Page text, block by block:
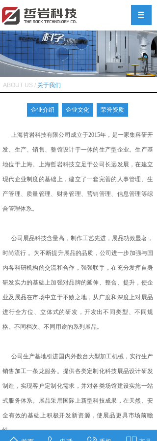
ABOUT US / 关于我们
企业介绍 企业文化 荣誉资质
上海哲岩科技有限公司成立于2015年，是一家集科研开
发、生产、销售、整馆设计于一体的生产型企业。生产基
地位于上海。上海哲岩科技立足于公司长远发展，在建立
现代企业制度的基础上，建立了一套完善的人事管理、生
产管理、质量管理、财务管理、营销管理、信息管理等综
合管理体系。
公司展品科技含量高，制作工艺先进，展品功效显著，
时尚流行 。为不断提升展品的品质，公司进一步加强与国
内各科研机构的交流和合作，强强联手，在充分发挥自身
研发实力的基础上加强对品牌的延伸、整合、提升，使企
业及展品在市场中立于不败之地，从广度和深度上对展品
进行全方位、立体式的研发，开发出不同类型、不同规
格、不同档次、不同用途的系列展品。
公司生产基地引进国内外数台大型加工机械，实行生产
销售加工一条龙服务。提供各类定制化科技展品设计研发
制造，实现客户定制化需求，并对各类场馆建设实施一站
式服务体系。展品采用国际上新型科技成果，在天然、安
全有效的基础上积极开发新资源，使展品更具市场前瞻
性。